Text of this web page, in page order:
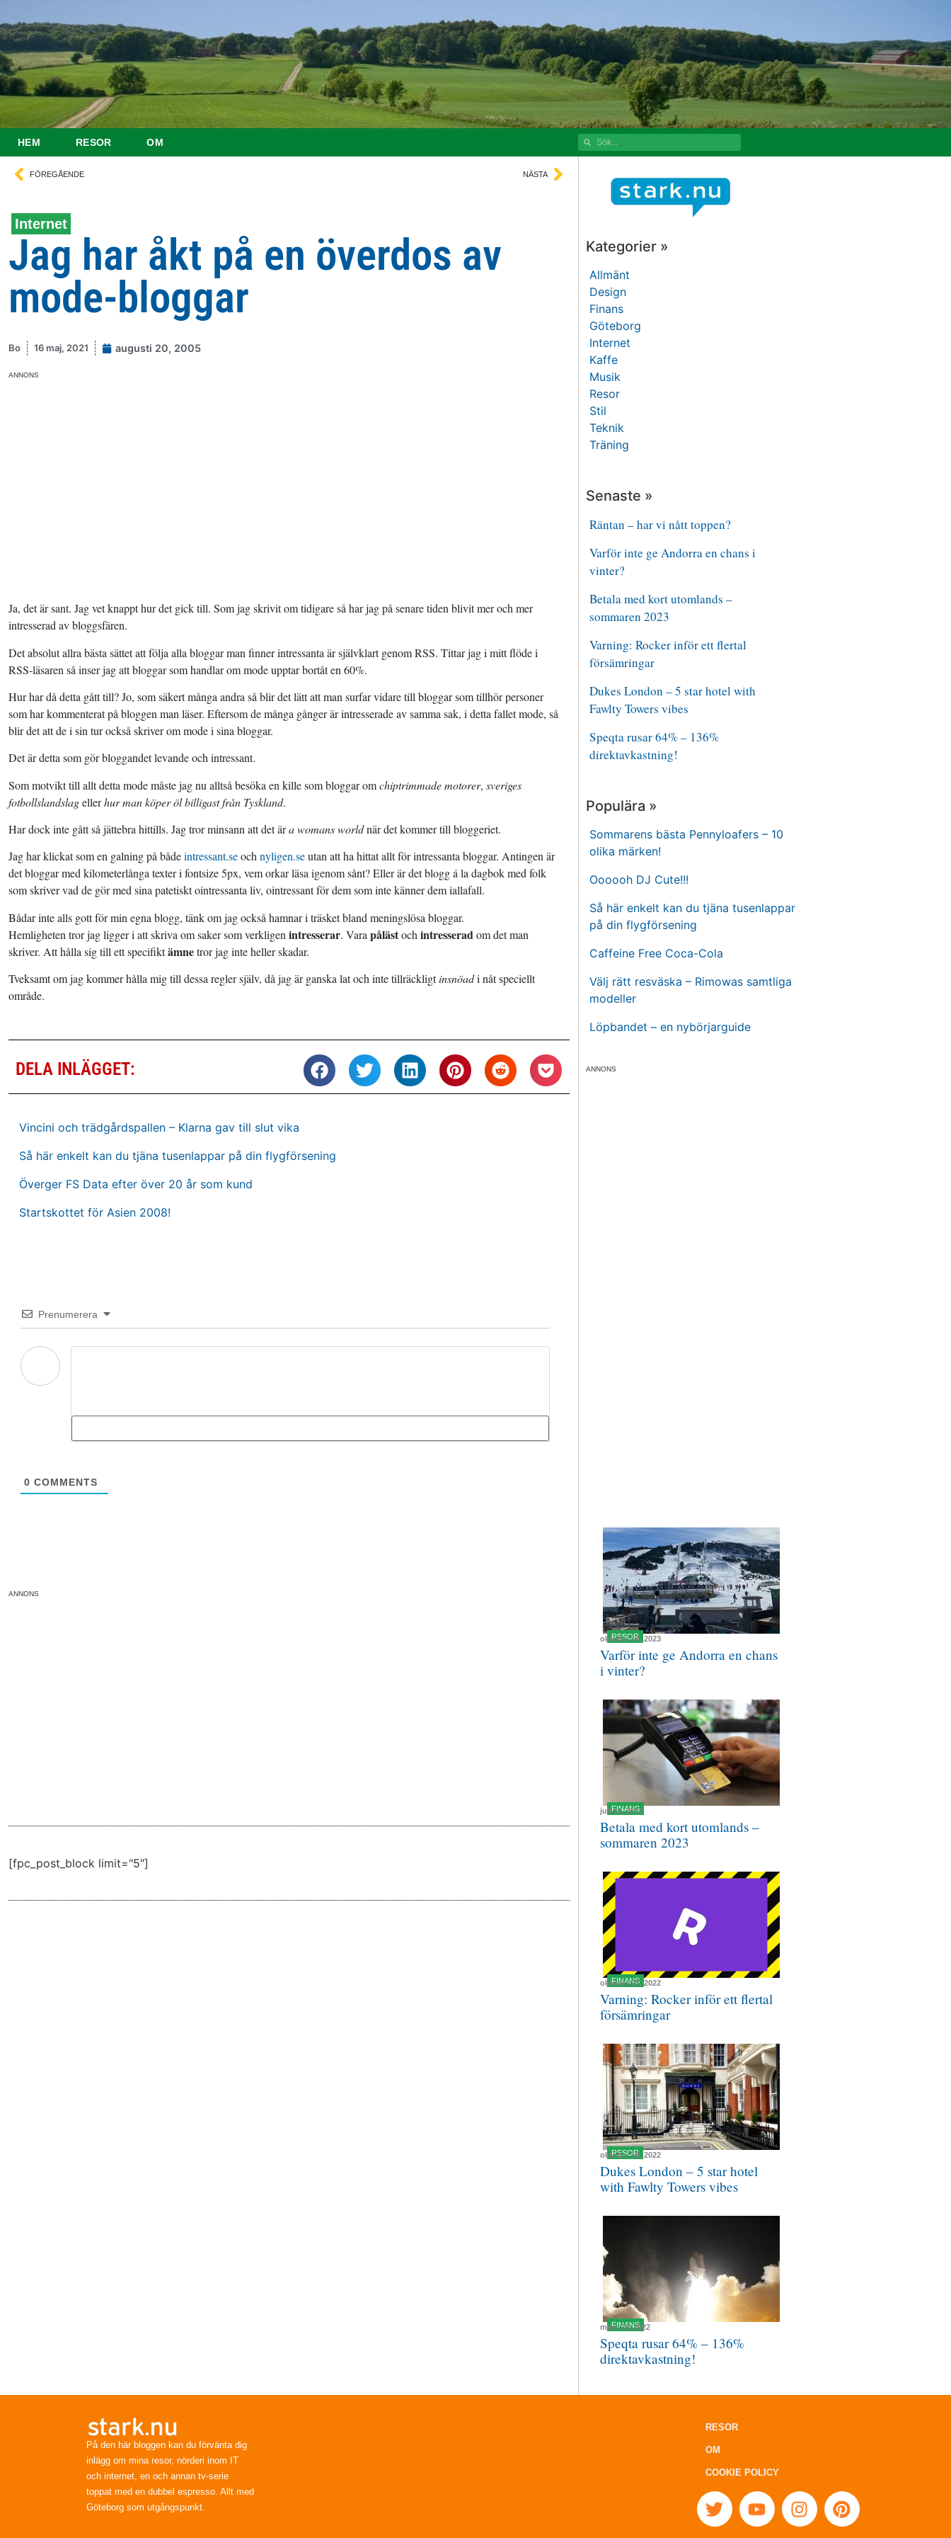
HEM RESOR OM
FÖREGÅENDE NÄSTA
Internet
Jag har åkt på en överdos av
mode-bloggar
Bo 16 maj, 2021 augusti 20, 2005
ANNONS
Ja, det är sant. Jag vet knappt hur det gick till. Som jag skrivit om tidigare så har jag på senare tiden blivit mer och mer
intresserad av bloggsfären.
Det absolut allra bästa sättet att följa alla bloggar man finner intressanta är självklart genom RSS. Tittar jag i mitt flöde i
RSS-läsaren så inser jag att bloggar som handlar om mode upptar bortåt en 60%.
Hur har då detta gått till? Jo, som säkert många andra så blir det lätt att man surfar vidare till bloggar som tillhör personer
som har kommenterat på bloggen man läser. Eftersom de många gånger är intresserade av samma sak, i detta fallet mode, så
blir det att de i sin tur också skriver om mode i sina bloggar.
Det är detta som gör bloggandet levande och intressant.
Som motvikt till allt detta mode måste jag nu alltså besöka en kille som bloggar omchiptrimmade motorer, sveriges
fotbollslandslagellerhur man köper öl billigast från Tyskland.
Har dock inte gått så jättebra hittills. Jag tror minsann att det ära womans worldnär det kommer till bloggeriet.
Jag har klickat som en galning på bådeintressant.seochnyligen.seutan att ha hittat allt för intressanta bloggar. Antingen är
det bloggar med kilometerlånga texter i fontsize 5px, vem orkar läsa igenom sånt? Eller är det blogg á la dagbok med folk
som skriver vad de gör med sina patetiskt ointressanta liv, ointressant för dem som inte känner dem iallafall.
Bådar inte alls gott för min egna blogg, tänk om jag också hamnar i träsket bland meningslösa bloggar.
Hemligheten tror jag ligger i att skriva om saker som verkligen intresserar. Vara pålästoch intresseradom det man
skriver. Att hålla sig till ett specifiktämnetror jag inte heller skadar.
Tveksamt om jag kommer hålla mig till dessa regler själv, då jag är ganska lat och inte tillräckligtinsnöadi nåt speciellt
område.
DELA INLÄGGET:
Vincini och trädgårdspallen – Klarna gav till slut vika
Så här enkelt kan du tjäna tusenlappar på din flygförsening
Överger FS Data efter över 20 år som kund
Startskottet för Asien 2008!
Prenumerera
0 COMMENTS
ANNONS
[fpc_post_block limit="5"]
Kategorier »
Allmänt
Design
Finans
Göteborg
Internet
Kaffe
Musik
Resor
Stil
Teknik
Träning
Senaste »
Räntan – har vi nått toppen?
Varför inte ge Andorra en chans i
vinter?
Betala med kort utomlands –
sommaren 2023
Varning: Rocker inför ett flertal
försämringar
Dukes London – 5 star hotel with
Fawlty Towers vibes
Speqta rusar 64% – 136%
direktavkastning!
Populära »
Sommarens bästa Pennyloafers – 10
olika märken!
Oooooh DJ Cute!!!
Så här enkelt kan du tjäna tusenlappar
på din flygförsening
Caffeine Free Coca-Cola
Välj rätt resväska – Rimowas samtliga
modeller
Löpbandet – en nybörjarguide
ANNONS
RESOR
oktober 14, 2023
Varför inte ge Andorra en chans
i vinter?
FINANS
juli 11, 2023
Betala med kort utomlands –
sommaren 2023
FINANS
oktober 27, 2022
Varning: Rocker inför ett flertal
försämringar
RESOR
oktober 16, 2022
Dukes London – 5 star hotel
with Fawlty Towers vibes
FINANS
mars 20, 2022
Speqta rusar 64% – 136%
direktavkastning!
På den här bloggen kan du förvänta dig
inlägg om mina resor, nörderi inom IT
och internet, en och annan tv-serie
toppat med en dubbel espresso. Allt med
Göteborg som utgångspunkt.
RESOR
OM
COOKIE POLICY